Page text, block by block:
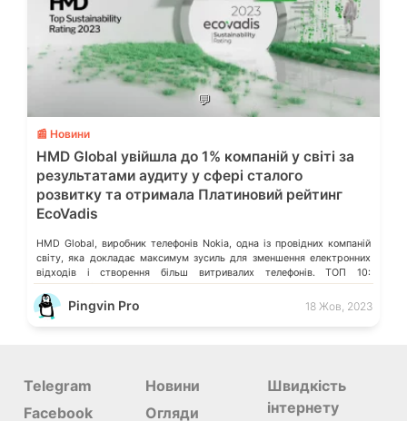
💬
📰 Новини
HMD Global увійшла до 1% компаній у світі за
результатами аудиту у сфері сталого
розвитку та отримала Платиновий рейтинг
EcoVadis
HMD Global, виробник телефонів Nokia, одна із провідних компаній
світу, яка докладає максимум зусиль для зменшення електронних
відходів і створення більш витривалих телефонів. ТОП 10:
некитайські смартфони до 10 000 грн HMD Global починає
виробництво 5G смартфонів у Європі Представили Nokia G42 5G:
висока ремонтопридатність та 3 роки оновлень Одним із
Pingvin Pro 18 Жов, 2023
Telegram
Facebook
Новини
Огляди
Швидкість
інтернету